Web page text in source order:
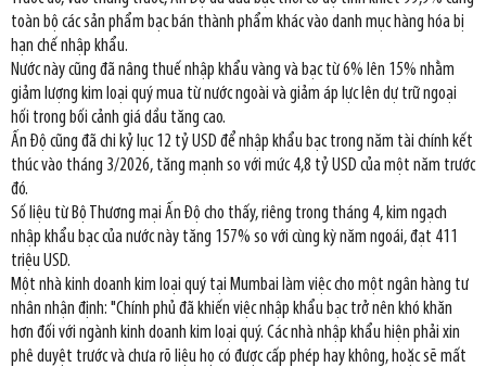
toàn bộ các sản phẩm bạc bán thành phẩm khác vào danh mục hàng hóa bị
hạn chế nhập khẩu.
Nước này cũng đã nâng thuế nhập khẩu vàng và bạc từ 6% lên 15% nhằm
giảm lượng kim loại quý mua từ nước ngoài và giảm áp lực lên dự trữ ngoại
hối trong bối cảnh giá dầu tăng cao.
Ấn Độ cũng đã chi kỷ lục 12 tỷ USD để nhập khẩu bạc trong năm tài chính kết
thúc vào tháng 3/2026, tăng mạnh so với mức 4,8 tỷ USD của một năm trước
đó.
Số liệu từ Bộ Thương mại Ấn Độ cho thấy, riêng trong tháng 4, kim ngạch
nhập khẩu bạc của nước này tăng 157% so với cùng kỳ năm ngoái, đạt 411
triệu USD.
Một nhà kinh doanh kim loại quý tại Mumbai làm việc cho một ngân hàng tư
nhân nhận định: "Chính phủ đã khiến việc nhập khẩu bạc trở nên khó khăn
hơn đối với ngành kinh doanh kim loại quý. Các nhà nhập khẩu hiện phải xin
phê duyệt trước và chưa rõ liệu họ có được cấp phép hay không, hoặc sẽ mất